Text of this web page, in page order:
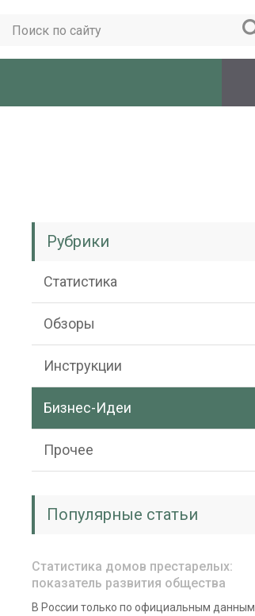
Рубрики
Статистика
Обзоры
Инструкции
Бизнес-Идеи
Прочее
Популярные статьи
Статистика домов престарелых:
показатель развития общества
В России только по официальным данным